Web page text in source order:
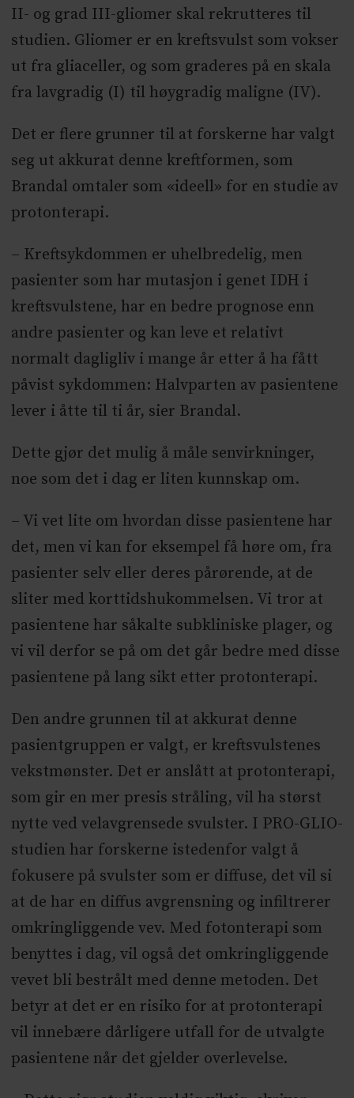
II- og grad III-gliomer skal rekrutteres til
studien. Gliomer er en kreftsvulst som vokser
ut fra gliaceller, og som graderes på en skala
fra lavgradig (I) til høygradig maligne (IV).
Det er flere grunner til at forskerne har valgt
seg ut akkurat denne kreftformen, som
Brandal omtaler som «ideell» for en studie av
protonterapi.
– Kreftsykdommen er uhelbredelig, men
pasienter som har mutasjon i genet IDH i
kreftsvulstene, har en bedre prognose enn
andre pasienter og kan leve et relativt
normalt dagligliv i mange år etter å ha fått
påvist sykdommen: Halvparten av pasientene
lever i åtte til ti år, sier Brandal.
Dette gjør det mulig å måle senvirkninger,
noe som det i dag er liten kunnskap om.
– Vi vet lite om hvordan disse pasientene har
det, men vi kan for eksempel få høre om, fra
pasienter selv eller deres pårørende, at de
sliter med korttidshukommelsen. Vi tror at
pasientene har såkalte subkliniske plager, og
vi vil derfor se på om det går bedre med disse
pasientene på lang sikt etter protonterapi.
Den andre grunnen til at akkurat denne
pasientgruppen er valgt, er kreftsvulstenes
vekstmønster. Det er anslått at protonterapi,
som gir en mer presis stråling, vil ha størst
nytte ved velavgrensede svulster. I PRO-GLIO-
studien har forskerne istedenfor valgt å
fokusere på svulster som er diffuse, det vil si
at de har en diffus avgrensning og infiltrerer
omkringliggende vev. Med fotonterapi som
benyttes i dag, vil også det omkringliggende
vevet bli bestrålt med denne metoden. Det
betyr at det er en risiko for at protonterapi
vil innebære dårligere utfall for de utvalgte
pasientene når det gjelder overlevelse.